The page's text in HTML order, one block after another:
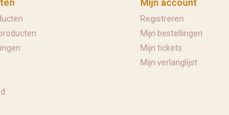
Mijn account
Registreren
Mijn bestellingen
Mijn tickets
Mijn verlanglijst